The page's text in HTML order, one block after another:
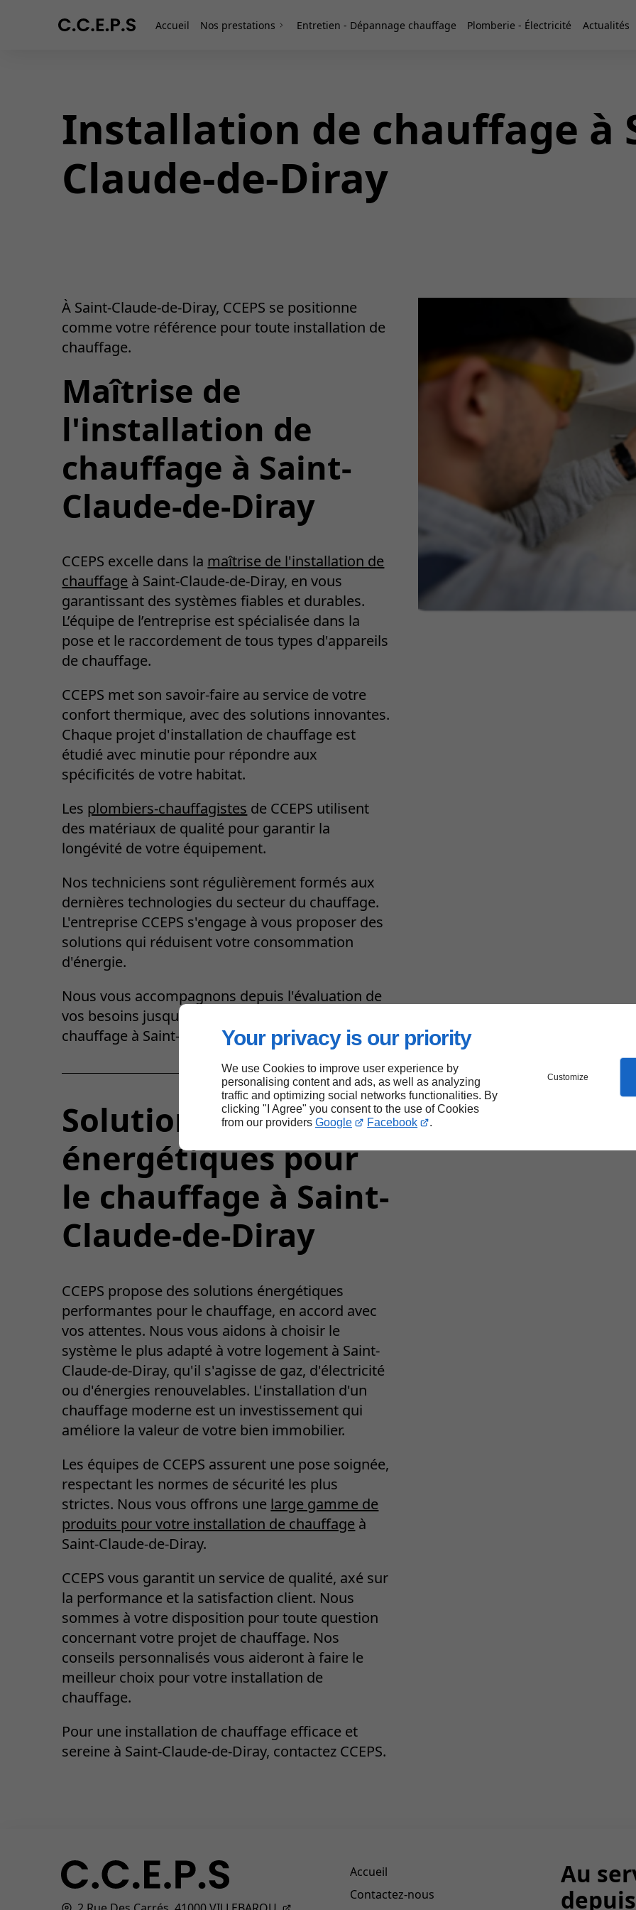
Your privacy is our priority
We use Cookies to improve user experience by
personalising content and ads, as well as analyzing
traffic and optimizing social networks functionalities. By
clicking "I Agree" you consent to the use of Cookies
from our providers Google Facebook .
Customize
Accueil Nos prestations Entretien - Dépannage chauffage Plomberie - Électricité Actualités
Installation de chauffage à
Claude-de-Diray
À Saint-Claude-de-Diray, CCEPS se positionne
comme votre référence pour toute installation de
chauffage.
Maîtrise de
l'installation de
chauffage à Saint-
Claude-de-Diray
CCEPS excelle dans la maîtrise de l'installation de
chauffage à Saint-Claude-de-Diray, en vous
garantissant des systèmes fiables et durables.
L’équipe de l’entreprise est spécialisée dans la
pose et le raccordement de tous types d'appareils
de chauffage.
CCEPS met son savoir-faire au service de votre
confort thermique, avec des solutions innovantes.
Chaque projet d'installation de chauffage est
étudié avec minutie pour répondre aux
spécificités de votre habitat.
Les plombiers-chauffagistes de CCEPS utilisent
des matériaux de qualité pour garantir la
longévité de votre équipement.
Nos techniciens sont régulièrement formés aux
dernières technologies du secteur du chauffage.
L'entreprise CCEPS s'engage à vous proposer des
solutions qui réduisent votre consommation
d'énergie.
Nous vous accompagnons depuis l'évaluation de
vos besoins jusqu'à la mise en service de votre
chauffage à Saint-Claude-de-Diray.
Solutions
énergétiques pour
le chauffage à Saint-
Claude-de-Diray
CCEPS propose des solutions énergétiques
performantes pour le chauffage, en accord avec
vos attentes. Nous vous aidons à choisir le
système le plus adapté à votre logement à Saint-
Claude-de-Diray, qu'il s'agisse de gaz, d'électricité
ou d'énergies renouvelables. L'installation d'un
chauffage moderne est un investissement qui
améliore la valeur de votre bien immobilier.
Les équipes de CCEPS assurent une pose soignée,
respectant les normes de sécurité les plus
strictes. Nous vous offrons une large gamme de
produits pour votre installation de chauffage à
Saint-Claude-de-Diray.
CCEPS vous garantit un service de qualité, axé sur
la performance et la satisfaction client. Nous
sommes à votre disposition pour toute question
concernant votre projet de chauffage. Nos
conseils personnalisés vous aideront à faire le
meilleur choix pour votre installation de
chauffage.
Pour une installation de chauffage efficace et
sereine à Saint-Claude-de-Diray, contactez CCEPS.
Accueil
Contactez-nous
Au